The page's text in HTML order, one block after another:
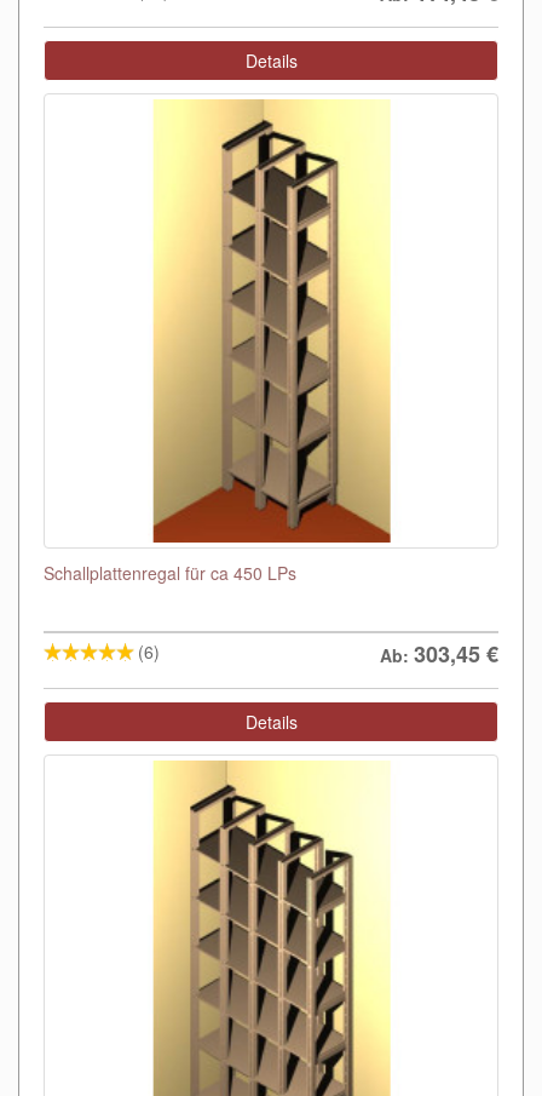
Details
Schallplattenregal für ca 450 LPs
(6) Ab: 303,45€
Details